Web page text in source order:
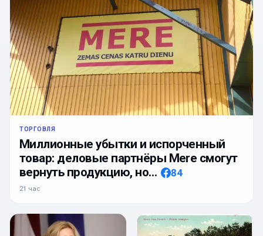
ТОРГОВЛЯ
Миллионные убытки и испорченный
товар: деловые партнёры Mere смогут
вернуть продукцию, но…
84
21 час